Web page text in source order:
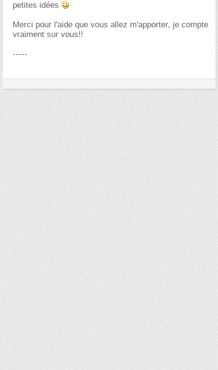
petites idées
Merci pour l'aide que vous allez m'apporter, je compte
vraiment sur vous!!
-----